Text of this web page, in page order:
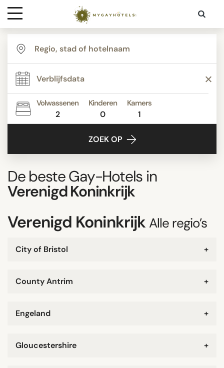
Bestemmingen
Contact
MediaVolwassenen
2
Kinderen
0
Kamers
1
ZOEK OP
De beste Gay-Hotels in
Verenigd Koninkrijk
Verenigd Koninkrijk Alle regio’s
+
City of Bristol
+
County Antrim
+
Engeland
+
Gloucestershire